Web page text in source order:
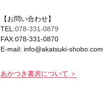
【お問い合わせ】
TEL:078-331-0879
FAX:078-331-0870
E-mail: info@akatsuki-shobo.com
あかつき書房について ＞